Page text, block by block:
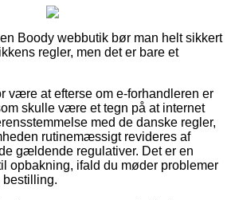
Boody webbutik bør man helt sikkert
regler, men det er bare et
være at efterse om e-forhandleren er
skulle være et tegn på at internet
med de danske regler,
rutinemæssigt revideres af
gældende regulativer. Det er en
opbakning, ifald du møder problemer
bestilling.